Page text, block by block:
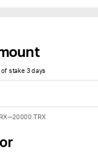
stake 3 days
-20000 TRX